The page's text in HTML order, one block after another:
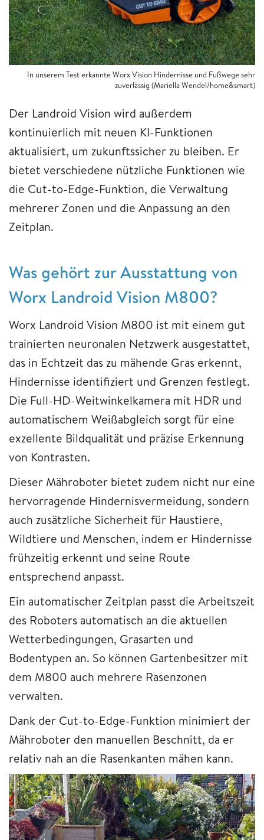
In unserem Test erkannte Worx Vision Hindernisse und Fußwege sehr
zuverlässig (Mariella Wendel/home&smart)
Der Landroid Vision wird außerdem
kontinuierlich mit neuen KI-Funktionen
aktualisiert, um zukunftssicher zu bleiben. Er
bietet verschiedene nützliche Funktionen wie
die Cut-to-Edge-Funktion, die Verwaltung
mehrerer Zonen und die Anpassung an den
Zeitplan.
Was gehört zur Ausstattung von
Worx Landroid Vision M800?
Worx Landroid Vision M800 ist mit einem gut
trainierten neuronalen Netzwerk ausgestattet,
das in Echtzeit das zu mähende Gras erkennt,
Hindernisse identifiziert und Grenzen festlegt.
Die Full-HD-Weitwinkelkamera mit HDR und
automatischem Weißabgleich sorgt für eine
exzellente Bildqualität und präzise Erkennung
von Kontrasten.
Dieser Mähroboter bietet zudem nicht nur eine
hervorragende Hindernisvermeidung, sondern
auch zusätzliche Sicherheit für Haustiere,
Wildtiere und Menschen, indem er Hindernisse
frühzeitig erkennt und seine Route
entsprechend anpasst.
Ein automatischer Zeitplan passt die Arbeitszeit
des Roboters automatisch an die aktuellen
Wetterbedingungen, Grasarten und
Bodentypen an. So können Gartenbesitzer mit
dem M800 auch mehrere Rasenzonen
verwalten.
Dank der Cut-to-Edge-Funktion minimiert der
Mähroboter den manuellen Beschnitt, da er
relativ nah an die Rasenkanten mähen kann.